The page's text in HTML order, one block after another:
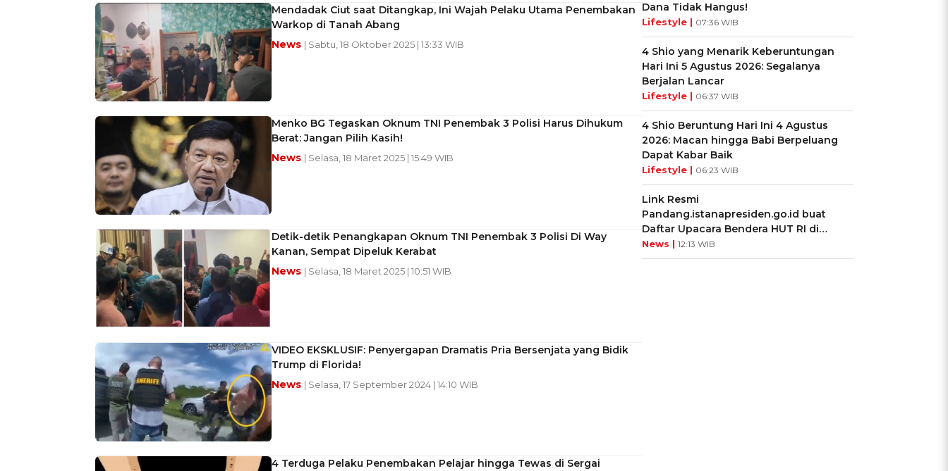
Mendadak Ciut saat Ditangkap, Ini Wajah Pelaku Utama Penembakan
Warkop di Tanah Abang
News | Sabtu, 18 Oktober 2025 | 13:33 WIB
Menko BG Tegaskan Oknum TNI Penembak 3 Polisi Harus Dihukum
Berat: Jangan Pilih Kasih!
News | Selasa, 18 Maret 2025 | 15:49 WIB
Detik-detik Penangkapan Oknum TNI Penembak 3 Polisi Di Way
Kanan, Sempat Dipeluk Kerabat
News | Selasa, 18 Maret 2025 | 10:51 WIB
VIDEO EKSKLUSIF: Penyergapan Dramatis Pria Bersenjata yang Bidik
Trump di Florida!
News | Selasa, 17 September 2024 | 14:10 WIB
4 Terduga Pelaku Penembakan Pelajar hingga Tewas di Sergai
Dana Tidak Hangus!
Lifestyle | 07:36 WIB
4 Shio yang Menarik Keberuntungan
Hari Ini 5 Agustus 2026: Segalanya
Berjalan Lancar
Lifestyle | 06:37 WIB
4 Shio Beruntung Hari Ini 4 Agustus
2026: Macan hingga Babi Berpeluang
Dapat Kabar Baik
Lifestyle | 06:23 WIB
Link Resmi
Pandang.istanapresiden.go.id buat
Daftar Upacara Bendera HUT RI di
Istana Negara
News | 12:13 WIB